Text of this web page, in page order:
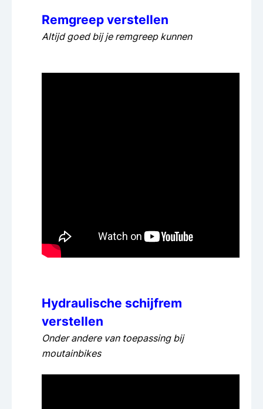
Remgreep verstellen
Altijd goed bij je remgreep kunnen
Hydraulische schijfrem
verstellen
Onder andere van toepassing bij
moutainbikes